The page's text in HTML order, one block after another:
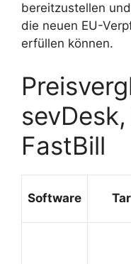
bereitzustellen
die neuen EU-
erfüllen können.
FastBill
Software